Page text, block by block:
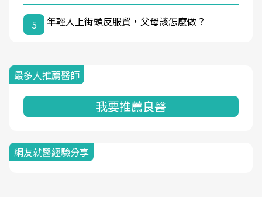
5 年輕人上街頭反服貿，父母該怎麼做？
最多人推薦醫師
我要推薦良醫
網友就醫經驗分享